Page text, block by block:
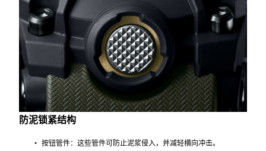
防泥锁紧结构
按钮管件：这些管件可防止泥浆侵入，并减轻横向冲击。